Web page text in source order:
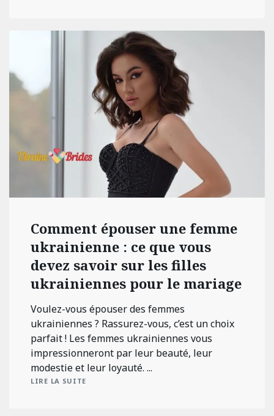
Comment épouser une femme
ukrainienne : ce que vous
devez savoir sur les filles
ukrainiennes pour le mariage
Voulez-vous épouser des femmes
ukrainiennes ? Rassurez-vous, c’est un choix
parfait ! Les femmes ukrainiennes vous
impressionneront par leur beauté, leur
modestie et leur loyauté. ...
LIRE LA SUITE